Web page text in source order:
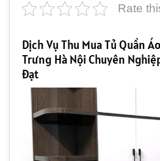
Rate
Dịch Vụ Thu Mua Tủ Quần
Trưng Hà Nội Chuyên
Đạt